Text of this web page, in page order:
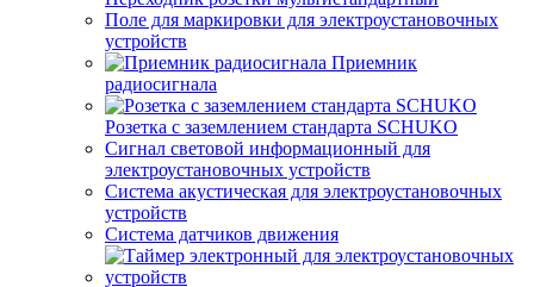
Поле для маркировки для электроустановочных
устройств
Приемник
радиосигнала
Розетка с заземлением стандарта SCHUKO
Сигнал световой информационный для
электроустановочных устройств
Система акустическая для электроустановочных
устройств
Система датчиков движения